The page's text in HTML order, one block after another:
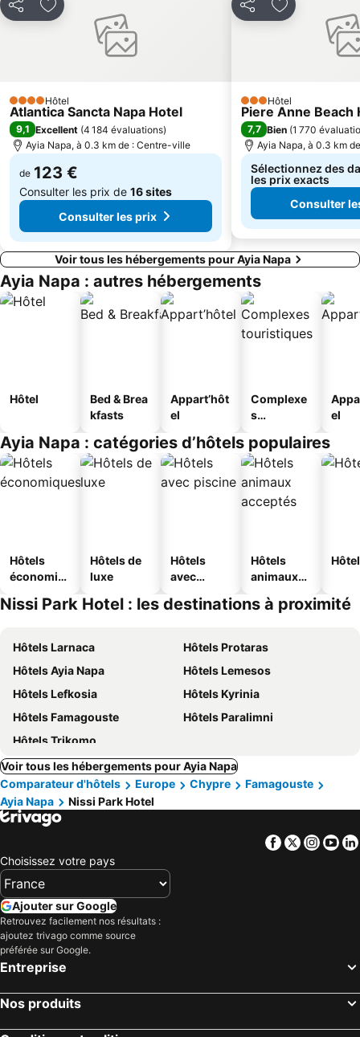
PartagerAjouter à mes favoris
4 ÉtoilesHôtel
Atlantica Sancta Napa Hotel
9,1 Excellent (4 184 évaluations)
Ayia Napa, à 0.3 km de : Centre-ville
de 123 €
Consulter les prix de 16 sites
Consulter les prix
PartagerAjouter à
3 Étoiles
Hôtel
Piere Anne Beach
7,7 Bien (1 770
Ayia Napa, à 0.3 km
Sélectionnez des
les prix exacts
Consulter
Voir tous les hébergements pour Ayia Napa
Ayia Napa : autres hébergements
Hôtel
Bed & Brea
kfasts
Appart’hôt
el
Complexe
s
s
el
Ayia Napa : catégories d’hôtels populaires
Hôtels
économiq
Hôtels de
luxe
Hôtels
avec
Hôtels
animaux
Nissi Park Hotel : les destinations à proximité
Hôtels Larnaca
Hôtels Protaras
Hôtels Ayia Napa
Hôtels Lemesos
Hôtels Lefkosia
Hôtels Kyrinia
Hôtels Famagouste
Hôtels Paralimni
Hôtels Trikomo
Voir tous les hébergements pour Ayia Napa
Comparateur d'hôtels
Europe Chypre
Famagouste
Ayia Napa
Nissi Park Hotel
Facebook
Twitter
Choisissez votre pays
Ajouter sur Google
Retrouvez facilement nos résultats :
ajoutez trivago comme source
préférée sur Google.
Entreprise
Nos produits